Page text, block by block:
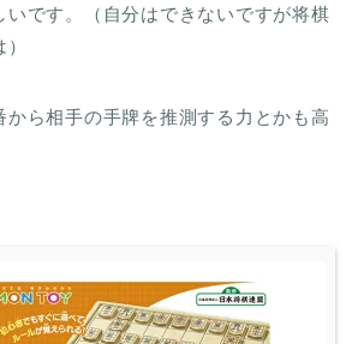
いです。（自分はできないですが将棋
から相手の手牌を推測する力とかも高